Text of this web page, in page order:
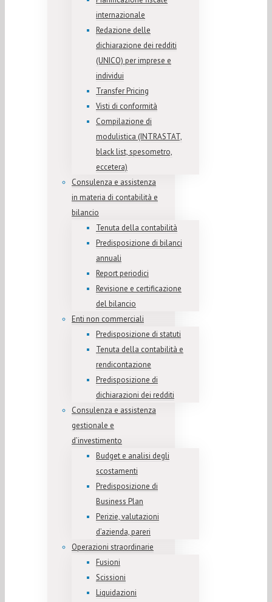
internazionale
Redazione delle
dichiarazione dei redditi
(UNICO) per imprese e
individui
Transfer Pricing
Visti di conformità
Compilazione di
modulistica (INTRASTAT,
black list, spesometro,
eccetera)
Consulenza e assistenza
in materia di contabilità e
bilancio
Tenuta della contabilità
Predisposizione di bilanci
annuali
Report periodici
Revisione e certificazione
del bilancio
Enti non commerciali
Predisposizione di statuti
Tenuta della contabilità e
rendicontazione
Predisposizione di
dichiarazioni dei redditi
Consulenza e assistenza
gestionale e
d’investimento
Budget e analisi degli
scostamenti
Predisposizione di
Business Plan
Perizie, valutazioni
d’azienda, pareri
Operazioni straordinarie
Fusioni
Scissioni
Liquidazioni